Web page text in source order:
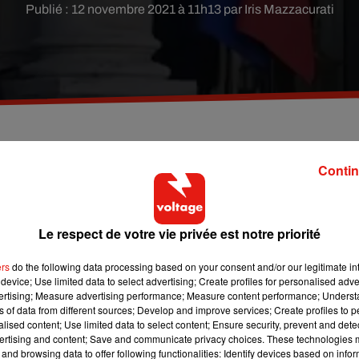
Publié : 12 novembre 2021 à 11h13 par Iris Mazzacurati
commémorations et hommages du 11 novembre. Alors que
étaient conviés au Palais de l’Elysée pour un déjeuner,
haut des marches du perron du siège de la présidence de la
que d’autres.
devant l’objectif d’un collègue, avant d’être vite rappelé
Le respect de votre vie privée est notre priorité
do the following data processing based on your consent and/or our legitimate
Use limited data to select advertising; Create profiles for personalised
Measure advertising performance; Measure content performance;
of data from different sources; Develop and improve services; Create profiles to
content; Use limited data to select content; Ensure security, prevent and
and content; Save and communicate privacy choices. These technologies
browsing data to offer following functionalities: Identify devices based on